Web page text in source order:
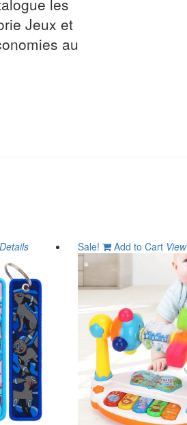
les
Jeux et
au
Details Sale! Add to Cart View